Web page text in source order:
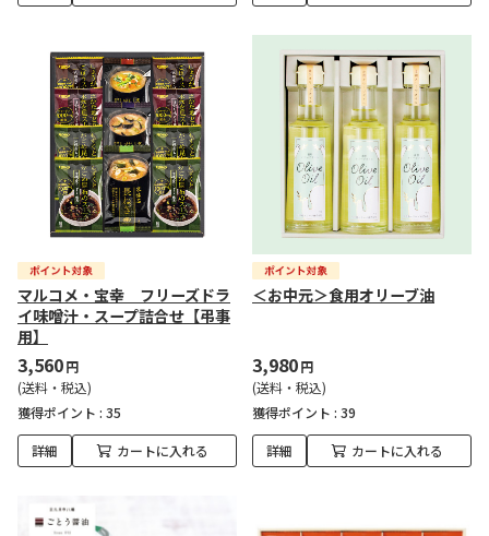
マルコメ・宝幸 フリーズドラ
イ味噌汁・スープ詰合せ【弔事
用】
3,560円
(送料・税込)
獲得ポイント : 35
詳細 カートに入れる
＜お中元＞食用オリーブ油
3,980円
(送料・税込)
獲得ポイント : 39
詳細 カートに入れる